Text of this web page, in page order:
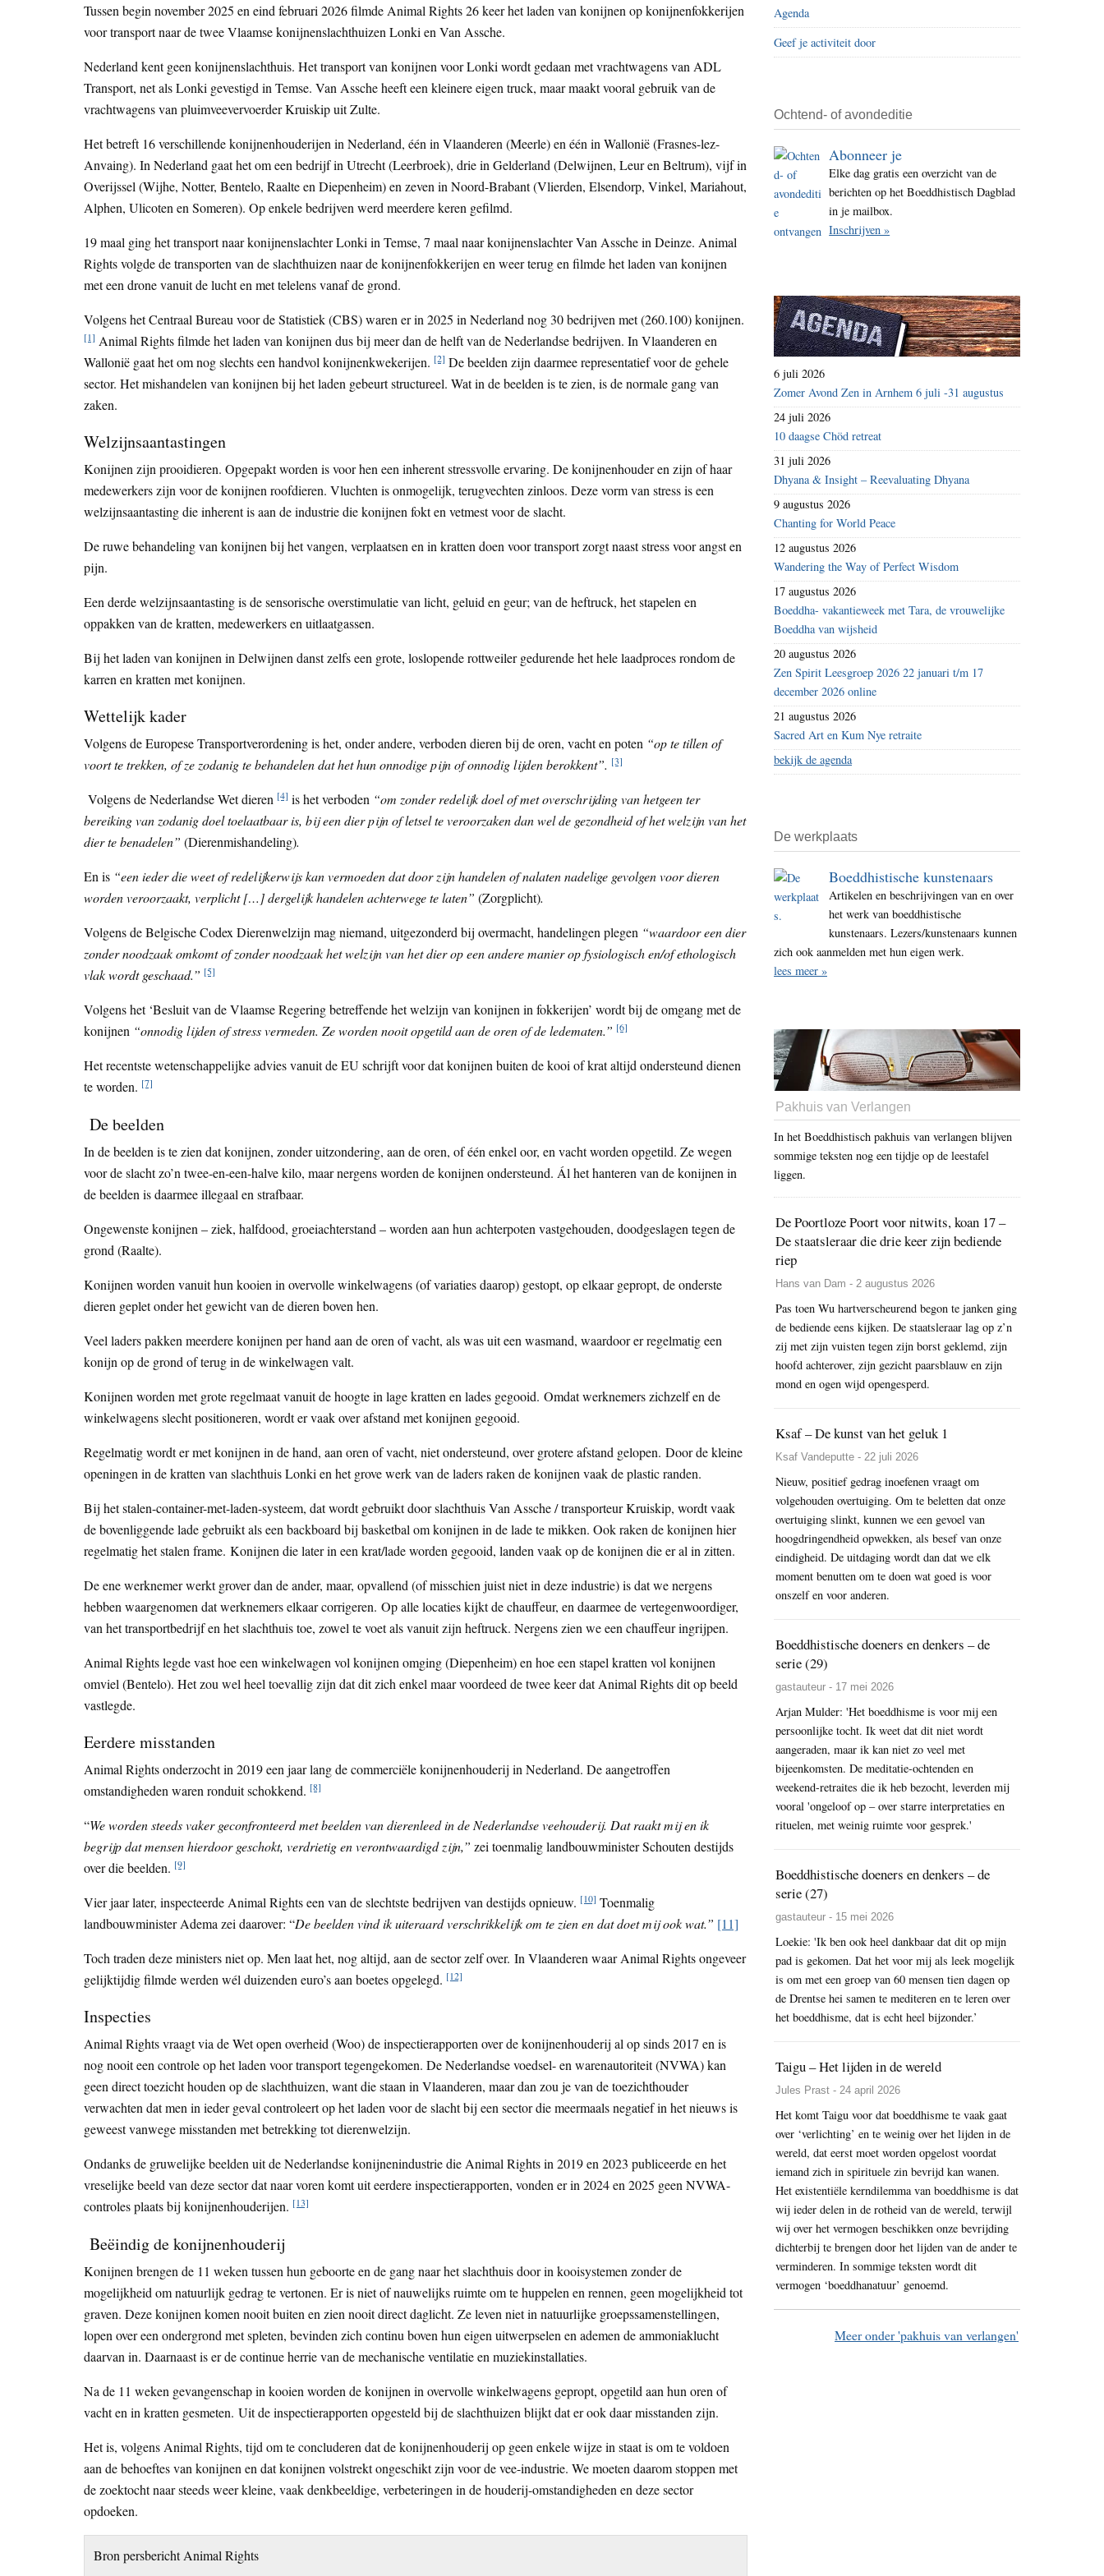
i
t
e
Tussen begin november 2025 en eind februari 2026 filmde Animal Rights 26 keer het laden van konijnen op konijnenfokkerijen
voor transport naar de twee Vlaamse konijnenslachthuizen Lonki en Van Assche.
Nederland kent geen konijnenslachthuis. Het transport van konijnen voor Lonki wordt gedaan met vrachtwagens van ADL
Transport, net als Lonki gevestigd in Temse. Van Assche heeft een kleinere eigen truck, maar maakt vooral gebruik van de
vrachtwagens van pluimveevervoerder Kruiskip uit Zulte.
Het betreft 16 verschillende konijnenhouderijen in Nederland, één in Vlaanderen (Meerle) en één in Wallonië (Frasnes-lez-
Anvaing). In Nederland gaat het om een bedrijf in Utrecht (Leerbroek), drie in Gelderland (Delwijnen, Leur en Beltrum), vijf in
Overijssel (Wijhe, Notter, Bentelo, Raalte en Diepenheim) en zeven in Noord-Brabant (Vlierden, Elsendorp, Vinkel, Mariahout,
Alphen, Ulicoten en Someren). Op enkele bedrijven werd meerdere keren gefilmd.
19 maal ging het transport naar konijnenslachter Lonki in Temse, 7 maal naar konijnenslachter Van Assche in Deinze. Animal
Rights volgde de transporten van de slachthuizen naar de konijnenfokkerijen en weer terug en filmde het laden van konijnen
met een drone vanuit de lucht en met telelens vanaf de grond.
Volgens het Centraal Bureau voor de Statistiek (CBS) waren er in 2025 in Nederland nog 30 bedrijven met (260.100) konijnen.
[1] Animal Rights filmde het laden van konijnen dus bij meer dan de helft van de Nederlandse bedrijven. In Vlaanderen en
Wallonië gaat het om nog slechts een handvol konijnenkwekerijen. [2] De beelden zijn daarmee representatief voor de gehele
sector. Het mishandelen van konijnen bij het laden gebeurt structureel. Wat in de beelden is te zien, is de normale gang van
zaken.
Welzijnsaantastingen
Konijnen zijn prooidieren. Opgepakt worden is voor hen een inherent stressvolle ervaring. De konijnenhouder en zijn of haar
medewerkers zijn voor de konijnen roofdieren. Vluchten is onmogelijk, terugvechten zinloos. Deze vorm van stress is een
welzijnsaantasting die inherent is aan de industrie die konijnen fokt en vetmest voor de slacht.
De ruwe behandeling van konijnen bij het vangen, verplaatsen en in kratten doen voor transport zorgt naast stress voor angst en
pijn.
Een derde welzijnsaantasting is de sensorische overstimulatie van licht, geluid en geur; van de heftruck, het stapelen en
oppakken van de kratten, medewerkers en uitlaatgassen.
Bij het laden van konijnen in Delwijnen danst zelfs een grote, loslopende rottweiler gedurende het hele laadproces rondom de
karren en kratten met konijnen.
Wettelijk kader
Volgens de Europese Transportverordening is het, onder andere, verboden dieren bij de oren, vacht en poten “op te tillen of
voort te trekken, of ze zodanig te behandelen dat het hun onnodige pijn of onnodig lijden berokkent”. [3]
Volgens de Nederlandse Wet dieren [4] is het verboden “om zonder redelijk doel of met overschrijding van hetgeen ter
bereiking van zodanig doel toelaatbaar is, bij een dier pijn of letsel te veroorzaken dan wel de gezondheid of het welzijn van het
dier te benadelen” (Dierenmishandeling).
En is “een ieder die weet of redelijkerwijs kan vermoeden dat door zijn handelen of nalaten nadelige gevolgen voor dieren
worden veroorzaakt, verplicht […] dergelijk handelen achterwege te laten” (Zorgplicht).
Volgens de Belgische Codex Dierenwelzijn mag niemand, uitgezonderd bij overmacht, handelingen plegen “waardoor een dier
zonder noodzaak omkomt of zonder noodzaak het welzijn van het dier op een andere manier op fysiologisch en/of ethologisch
vlak wordt geschaad.” [5]
Volgens het ‘Besluit van de Vlaamse Regering betreffende het welzijn van konijnen in fokkerijen’ wordt bij de omgang met de
konijnen “onnodig lijden of stress vermeden. Ze worden nooit opgetild aan de oren of de ledematen.” [6]
Het recentste wetenschappelijke advies vanuit de EU schrijft voor dat konijnen buiten de kooi of krat altijd ondersteund dienen
te worden. [7]
De beelden
In de beelden is te zien dat konijnen, zonder uitzondering, aan de oren, of één enkel oor, en vacht worden opgetild. Ze wegen
voor de slacht zo’n twee-en-een-halve kilo, maar nergens worden de konijnen ondersteund. Ál het hanteren van de konijnen in
de beelden is daarmee illegaal en strafbaar.
Ongewenste konijnen – ziek, halfdood, groeiachterstand – worden aan hun achterpoten vastgehouden, doodgeslagen tegen de
grond (Raalte).
Konijnen worden vanuit hun kooien in overvolle winkelwagens (of variaties daarop) gestopt, op elkaar gepropt, de onderste
dieren geplet onder het gewicht van de dieren boven hen.
Veel laders pakken meerdere konijnen per hand aan de oren of vacht, als was uit een wasmand, waardoor er regelmatig een
konijn op de grond of terug in de winkelwagen valt.
Konijnen worden met grote regelmaat vanuit de hoogte in lage kratten en lades gegooid. Omdat werknemers zichzelf en de
winkelwagens slecht positioneren, wordt er vaak over afstand met konijnen gegooid.
Regelmatig wordt er met konijnen in de hand, aan oren of vacht, niet ondersteund, over grotere afstand gelopen. Door de kleine
openingen in de kratten van slachthuis Lonki en het grove werk van de laders raken de konijnen vaak de plastic randen.
Bij het stalen-container-met-laden-systeem, dat wordt gebruikt door slachthuis Van Assche / transporteur Kruiskip, wordt vaak
de bovenliggende lade gebruikt als een backboard bij basketbal om konijnen in de lade te mikken. Ook raken de konijnen hier
regelmatig het stalen frame. Konijnen die later in een krat/lade worden gegooid, landen vaak op de konijnen die er al in zitten.
De ene werknemer werkt grover dan de ander, maar, opvallend (of misschien juist niet in deze industrie) is dat we nergens
hebben waargenomen dat werknemers elkaar corrigeren. Op alle locaties kijkt de chauffeur, en daarmee de vertegenwoordiger,
van het transportbedrijf en het slachthuis toe, zowel te voet als vanuit zijn heftruck. Nergens zien we een chauffeur ingrijpen.
Animal Rights legde vast hoe een winkelwagen vol konijnen omging (Diepenheim) en hoe een stapel kratten vol konijnen
omviel (Bentelo). Het zou wel heel toevallig zijn dat dit zich enkel maar voordeed de twee keer dat Animal Rights dit op beeld
vastlegde.
Eerdere misstanden
Animal Rights onderzocht in 2019 een jaar lang de commerciële konijnenhouderij in Nederland. De aangetroffen
omstandigheden waren ronduit schokkend. [8]
“We worden steeds vaker geconfronteerd met beelden van dierenleed in de Nederlandse veehouderij. Dat raakt mij en ik
begrijp dat mensen hierdoor geschokt, verdrietig en verontwaardigd zijn,” zei toenmalig landbouwminister Schouten destijds
over die beelden. [9]
Vier jaar later, inspecteerde Animal Rights een van de slechtste bedrijven van destijds opnieuw. [10] Toenmalig
landbouwminister Adema zei daarover: “De beelden vind ik uiteraard verschrikkelijk om te zien en dat doet mij ook wat.” [11]
Toch traden deze ministers niet op. Men laat het, nog altijd, aan de sector zelf over. In Vlaanderen waar Animal Rights ongeveer
gelijktijdig filmde werden wél duizenden euro’s aan boetes opgelegd. [12]
Inspecties
Animal Rights vraagt via de Wet open overheid (Woo) de inspectierapporten over de konijnenhouderij al op sinds 2017 en is
nog nooit een controle op het laden voor transport tegengekomen. De Nederlandse voedsel- en warenautoriteit (NVWA) kan
geen direct toezicht houden op de slachthuizen, want die staan in Vlaanderen, maar dan zou je van de toezichthouder
verwachten dat men in ieder geval controleert op het laden voor de slacht bij een sector die meermaals negatief in het nieuws is
geweest vanwege misstanden met betrekking tot dierenwelzijn.
Ondanks de gruwelijke beelden uit de Nederlandse konijnenindustrie die Animal Rights in 2019 en 2023 publiceerde en het
vreselijke beeld van deze sector dat naar voren komt uit eerdere inspectierapporten, vonden er in 2024 en 2025 geen NVWA-
controles plaats bij konijnenhouderijen. [13]
Beëindig de konijnenhouderij
Konijnen brengen de 11 weken tussen hun geboorte en de gang naar het slachthuis door in kooisystemen zonder de
mogelijkheid om natuurlijk gedrag te vertonen. Er is niet of nauwelijks ruimte om te huppelen en rennen, geen mogelijkheid tot
graven. Deze konijnen komen nooit buiten en zien nooit direct daglicht. Ze leven niet in natuurlijke groepssamenstellingen,
lopen over een ondergrond met spleten, bevinden zich continu boven hun eigen uitwerpselen en ademen de ammoniaklucht
daarvan in. Daarnaast is er de continue herrie van de mechanische ventilatie en muziekinstallaties.
Na de 11 weken gevangenschap in kooien worden de konijnen in overvolle winkelwagens gepropt, opgetild aan hun oren of
vacht en in kratten gesmeten. Uit de inspectierapporten opgesteld bij de slachthuizen blijkt dat er ook daar misstanden zijn.
Het is, volgens Animal Rights, tijd om te concluderen dat de konijnenhouderij op geen enkele wijze in staat is om te voldoen
aan de behoeftes van konijnen en dat konijnen volstrekt ongeschikt zijn voor de vee-industrie. We moeten daarom stoppen met
de zoektocht naar steeds weer kleine, vaak denkbeeldige, verbeteringen in de houderij-omstandigheden en deze sector
opdoeken.
Bron persbericht Animal Rights
Agenda
Geef je activiteit door
Ochtend- of avondeditie
Abonneer je
Elke dag gratis een overzicht van de
berichten op het Boeddhistisch Dagblad
in je mailbox.
Inschrijven »
6 juli 2026
Zomer Avond Zen in Arnhem 6 juli -31 augustus
24 juli 2026
10 daagse Chöd retreat
31 juli 2026
Dhyana & Insight – Reevaluating Dhyana
9 augustus 2026
Chanting for World Peace
12 augustus 2026
Wandering the Way of Perfect Wisdom
17 augustus 2026
Boeddha- vakantieweek met Tara, de vrouwelijke
Boeddha van wijsheid
20 augustus 2026
Zen Spirit Leesgroep 2026 22 januari t/m 17
december 2026 online
21 augustus 2026
Sacred Art en Kum Nye retraite
bekijk de agenda
De werkplaats
Boeddhistische kunstenaars
Artikelen en beschrijvingen van en over
het werk van boeddhistische
kunstenaars. Lezers/kunstenaars kunnen
zich ook aanmelden met hun eigen werk.
lees meer »
Pakhuis van Verlangen
In het Boeddhistisch pakhuis van verlangen blijven
sommige teksten nog een tijdje op de leestafel
liggen.
De Poortloze Poort voor nitwits, koan 17 –
De staatsleraar die drie keer zijn bediende
riep
Hans van Dam - 2 augustus 2026
Pas toen Wu hartverscheurend begon te janken ging
de bediende eens kijken. De staatsleraar lag op z’n
zij met zijn vuisten tegen zijn borst geklemd, zijn
hoofd achterover, zijn gezicht paarsblauw en zijn
mond en ogen wijd opengesperd.
Ksaf – De kunst van het geluk 1
Ksaf Vandeputte - 22 juli 2026
Nieuw, positief gedrag inoefenen vraagt om
volgehouden overtuiging. Om te beletten dat onze
overtuiging slinkt, kunnen we een gevoel van
hoogdringendheid opwekken, als besef van onze
eindigheid. De uitdaging wordt dan dat we elk
moment benutten om te doen wat goed is voor
onszelf en voor anderen.
Boeddhistische doeners en denkers – de
serie (29)
gastauteur - 17 mei 2026
Arjan Mulder: 'Het boeddhisme is voor mij een
persoonlijke tocht. Ik weet dat dit niet wordt
aangeraden, maar ik kan niet zo veel met
bijeenkomsten. De meditatie-ochtenden en
weekend-retraites die ik heb bezocht, leverden mij
vooral 'ongeloof op – over starre interpretaties en
rituelen, met weinig ruimte voor gesprek.'
Boeddhistische doeners en denkers – de
serie (27)
gastauteur - 15 mei 2026
Loekie: 'Ik ben ook heel dankbaar dat dit op mijn
pad is gekomen. Dat het voor mij als leek mogelijk
is om met een groep van 60 mensen tien dagen op
de Drentse hei samen te mediteren en te leren over
het boeddhisme, dat is echt heel bijzonder.’
Taigu – Het lijden in de wereld
Jules Prast - 24 april 2026
Het komt Taigu voor dat boeddhisme te vaak gaat
over ‘verlichting’ en te weinig over het lijden in de
wereld, dat eerst moet worden opgelost voordat
iemand zich in spirituele zin bevrijd kan wanen.
Het existentiële kerndilemma van boeddhisme is dat
wij ieder delen in de rotheid van de wereld, terwijl
wij over het vermogen beschikken onze bevrijding
dichterbij te brengen door het lijden van de ander te
verminderen. In sommige teksten wordt dit
vermogen ‘boeddhanatuur’ genoemd.
Meer onder 'pakhuis van verlangen'